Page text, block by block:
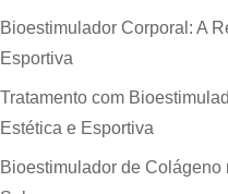
Bioestimulador Corporal: A
Esportiva
Tratamento com
Estética e Esportiva
Bioestimulador de Colágeno